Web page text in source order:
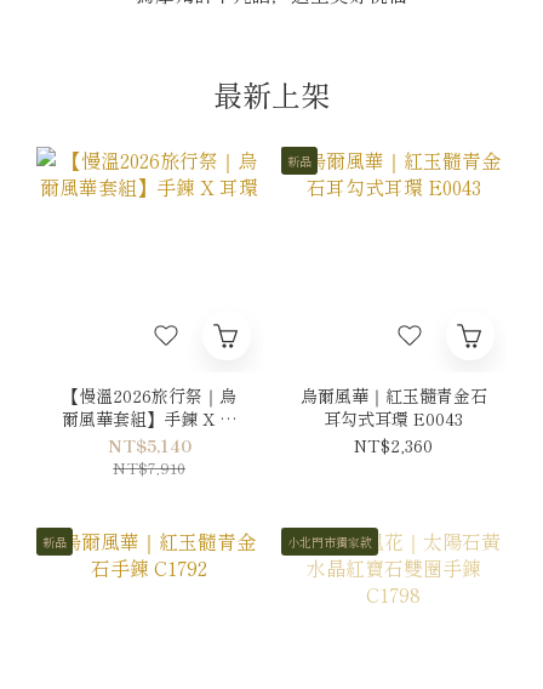
最新上架
【慢溫2026旅行祭｜烏
爾風華套組】手鍊 X 耳
環
NT$5,140
NT$7,910
新品
烏爾風華｜紅玉髓青金石
耳勾式耳環 E0043
NT$2,360
新品 小北門市獨家款